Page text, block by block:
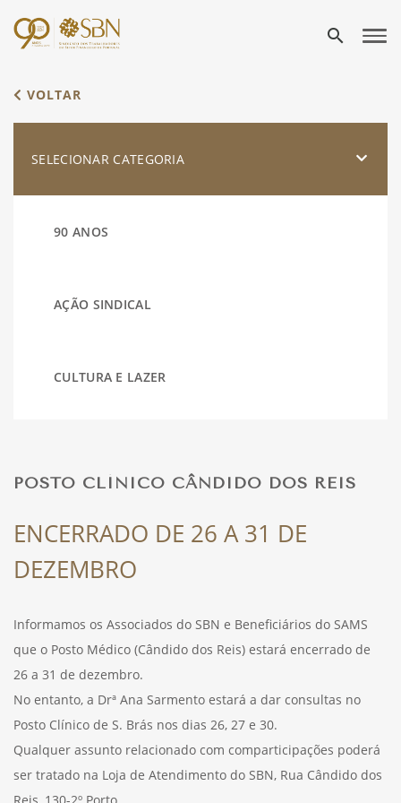
search
VOLTAR
SELECIONAR CATEGORIA
90 ANOS
AÇÃO SINDICAL
CULTURA E LAZER
FÉRIAS
POSTO CLÍNICO CÂNDIDO DOS REIS
ENCERRADO DE 26 A 31 DE
DEZEMBRO
Informamos os Associados do SBN e Beneficiários do SAMS
que o Posto Médico (Cândido dos Reis) estará encerrado de
26 a 31 de dezembro.
No entanto, a Drª Ana Sarmento estará a dar consultas no
Posto Clínico de S. Brás nos dias 26, 27 e 30.
Qualquer assunto relacionado com comparticipações poderá
ser tratado na Loja de Atendimento do SBN, Rua Cândido dos